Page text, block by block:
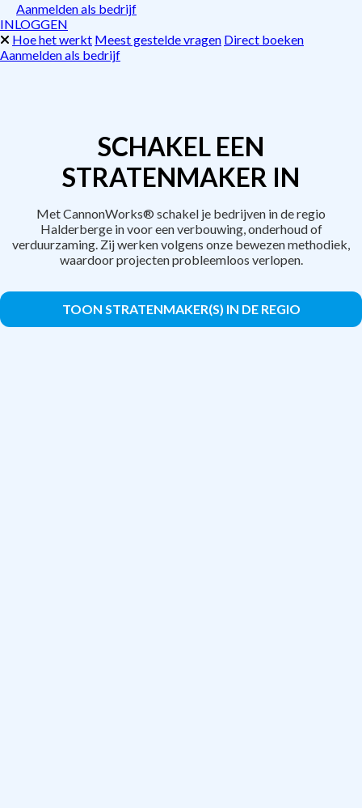
Aanmelden als bedrijf
INLOGGEN
Hoe het werkt Meest gestelde vragen Direct boeken
Aanmelden als bedrijf
SCHAKEL EEN
STRATENMAKER IN
Met CannonWorks® schakel je bedrijven in de regio
Halderberge in voor een verbouwing, onderhoud of
verduurzaming. Zij werken volgens onze bewezen methodiek,
waardoor projecten probleemloos verlopen.
TOON STRATENMAKER(S) IN DE REGIO